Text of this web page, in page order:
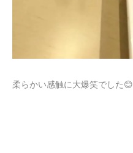
柔らかい感触に大爆笑でした😊